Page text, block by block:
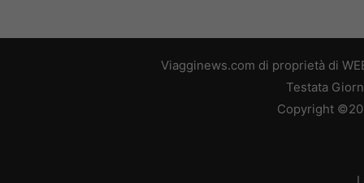
Viagginews.com di proprietà di
Testata
Copyright